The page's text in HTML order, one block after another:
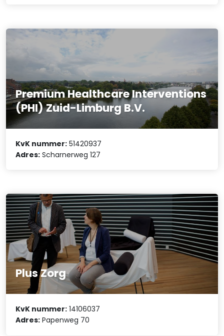
Premium Healthcare Interventions
(PHI) Zuid-Limburg B.V.
KvK nummer: 51420937
Adres: Scharnerweg 127
Plus Zorg
KvK nummer: 14106037
Adres: Papenweg 70